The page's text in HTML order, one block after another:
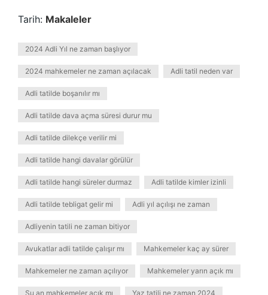
Tarih: Makaleler
2024 Adli Yıl ne zaman başlıyor
2024 mahkemeler ne zaman açılacak Adli tatil neden var
Adli tatilde boşanılır mı
Adli tatilde dava açma süresi durur mu
Adli tatilde dilekçe verilir mi
Adli tatilde hangi davalar görülür
Adli tatilde hangi süreler durmaz Adli tatilde kimler izinli
Adli tatilde tebligat gelir mi Adli yıl açılışı ne zaman
Adliyenin tatili ne zaman bitiyor
Avukatlar adli tatilde çalışır mı Mahkemeler kaç ay sürer
Mahkemeler ne zaman açılıyor Mahkemeler yarın açık mı
Şu an mahkemeler açık mı Yaz tatili ne zaman 2024